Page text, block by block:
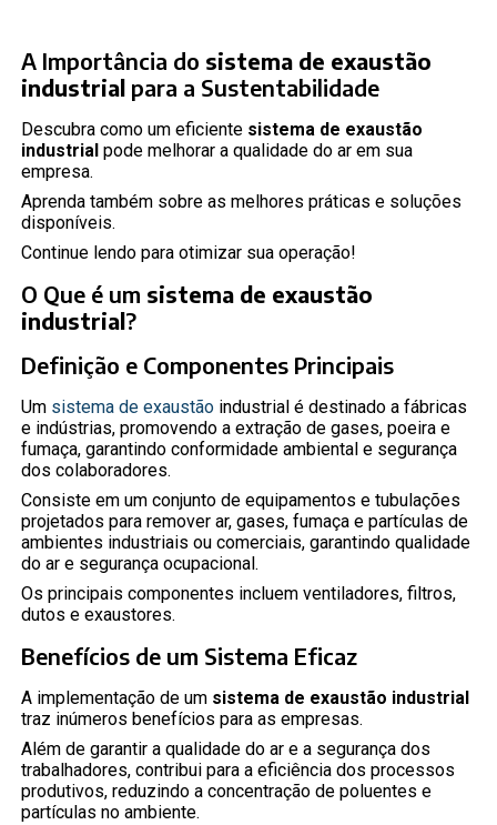
A Importância do sistema de exaustão
industrial para a Sustentabilidade
Descubra como um eficiente sistema de exaustão
industrial pode melhorar a qualidade do ar em sua
empresa.
Aprenda também sobre as melhores práticas e soluções
disponíveis.
Continue lendo para otimizar sua operação!
O Que é um sistema de exaustão
industrial?
Definição e Componentes Principais
Um sistema de exaustão industrial é destinado a fábricas
e indústrias, promovendo a extração de gases, poeira e
fumaça, garantindo conformidade ambiental e segurança
dos colaboradores.
Consiste em um conjunto de equipamentos e tubulações
projetados para remover ar, gases, fumaça e partículas de
ambientes industriais ou comerciais, garantindo qualidade
do ar e segurança ocupacional.
Os principais componentes incluem ventiladores, filtros,
dutos e exaustores.
Benefícios de um Sistema Eficaz
A implementação de um sistema de exaustão industrial
traz inúmeros benefícios para as empresas.
Além de garantir a qualidade do ar e a segurança dos
trabalhadores, contribui para a eficiência dos processos
produtivos, reduzindo a concentração de poluentes e
partículas no ambiente.